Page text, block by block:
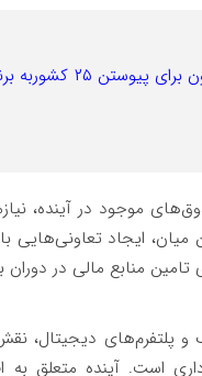
هدف‌گذاری بنیاد
موجود در آینده،
میان، ایجاد
تامین منابع مالی در
پلتفرم‌های دیجیتال،
است. آینده